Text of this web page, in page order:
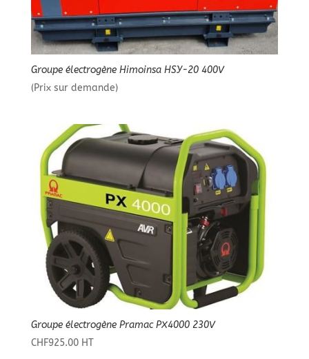
Groupe électrogène Himoinsa HSY-20 400V
(Prix sur demande)
Groupe électrogène Pramac PX4000 230V
CHF925.00 HT